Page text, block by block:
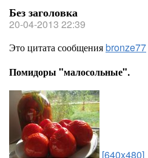
Без заголовка
20-04-2013 22:39
Это цитата сообщенияbronze77
Помидоры "малосольные".
[640x480]